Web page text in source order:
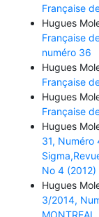
Française
Hugues
Française
numéro 36
Hugues
Française
Hugues
Française
Hugues
31, Numéro
No 4 (2012)
Hugues
3/2014,